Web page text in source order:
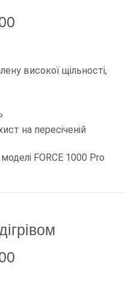
високої щільності,
на пересіченій
FORCE 1000 Pro